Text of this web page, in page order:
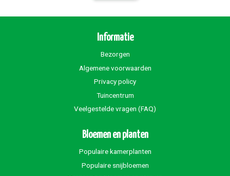
Informatie
Bezorgen
Algemene voorwaarden
Privacy policy
Tuincentrum
Veelgestelde vragen (FAQ)
Bloemen en planten
Populaire kamerplanten
Populaire snijbloemen